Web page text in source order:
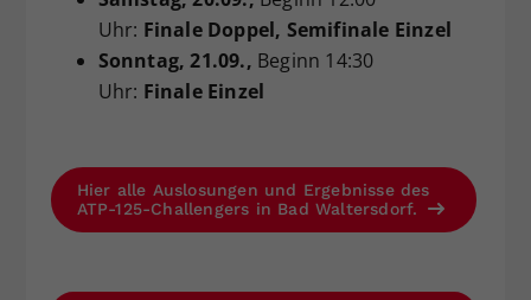
Uhr: Finale Doppel, Semifinale Einzel
Sonntag, 21.09., Beginn 14:30
Uhr: Finale Einzel
Hier alle Auslosungen und Ergebnisse des
ATP-125-Challengers in Bad Waltersdorf.